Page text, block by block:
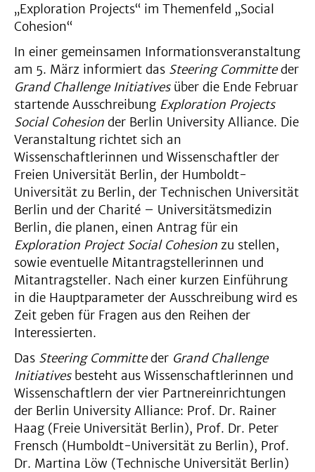
„Exploration Projects“ im Themenfeld „Social
Cohesion“
In einer gemeinsamen Informationsveranstaltung
am 5. März informiert das Steering Committeder
Grand Challenge Initiativesüber die Ende Februar
startende Ausschreibung Exploration Projects
Social Cohesion der Berlin University Alliance. Die
Veranstaltung richtet sich an
Wissenschaftlerinnen und Wissenschaftler der
Freien Universität Berlin, der Humboldt-
Universität zu Berlin, der Technischen Universität
Berlin und der Charité – Universitätsmedizin
Berlin, die planen, einen Antrag für ein
Exploration Project Social Cohesion zu stellen,
sowie eventuelle Mitantragstellerinnen und
Mitantragsteller. Nach einer kurzen Einführung
in die Hauptparameter der Ausschreibung wird es
Zeit geben für Fragen aus den Reihen der
Interessierten.
Das Steering Committeder Grand Challenge
Initiativesbesteht aus Wissenschaftlerinnen und
Wissenschaftlern der vier Partnereinrichtungen
der Berlin University Alliance: Prof. Dr. Rainer
Haag (Freie Universität Berlin), Prof. Dr. Peter
Frensch (Humboldt-Universität zu Berlin), Prof.
Dr. Martina Löw (Technische Universität Berlin)